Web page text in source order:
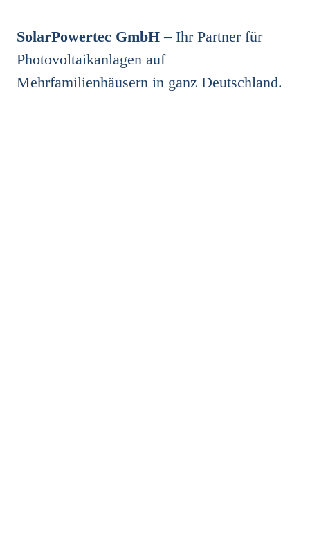
SolarPowertec GmbH – Ihr Partner für
Photovoltaikanlagen auf
Mehrfamilienhäusern in ganz Deutschland.